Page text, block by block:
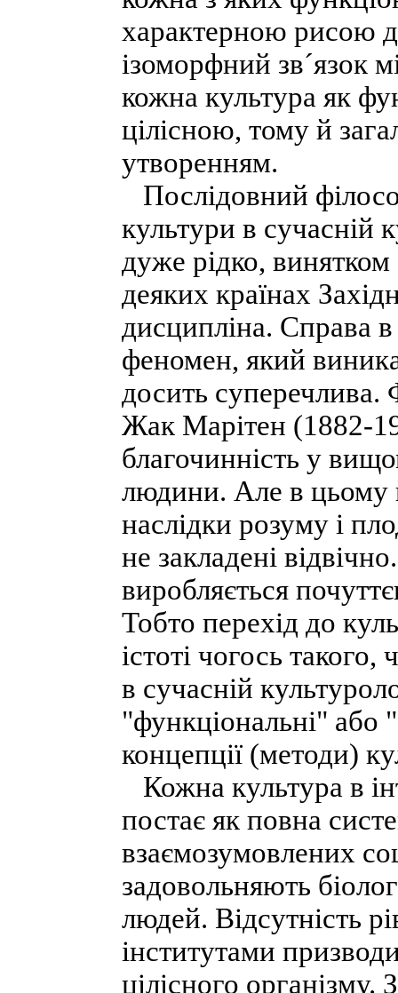
характерною рисою
ізоморфний зв´язок
кожна культура як
цілісною, тому й
утворенням.
Послідовний
культури в сучасній
дуже рідко,
деяких країнах
дисципліна. Справа
феномен, який
досить суперечлива.
Жак Марітен (1882-
благочинність у
людини. Але в цьому
наслідки розуму і
не закладені
виробляється
Тобто перехід до
істоті чогось
в сучасній
"функціональні" або
концепції (методи)
Кожна культура в
постає як повна
взаємозумовлених
задовольняють
людей. Відсутність
інститутами
цілісного